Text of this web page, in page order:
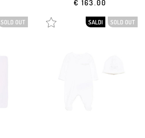
€ 163.00
SOLD OUT SALDI SOLD OUT